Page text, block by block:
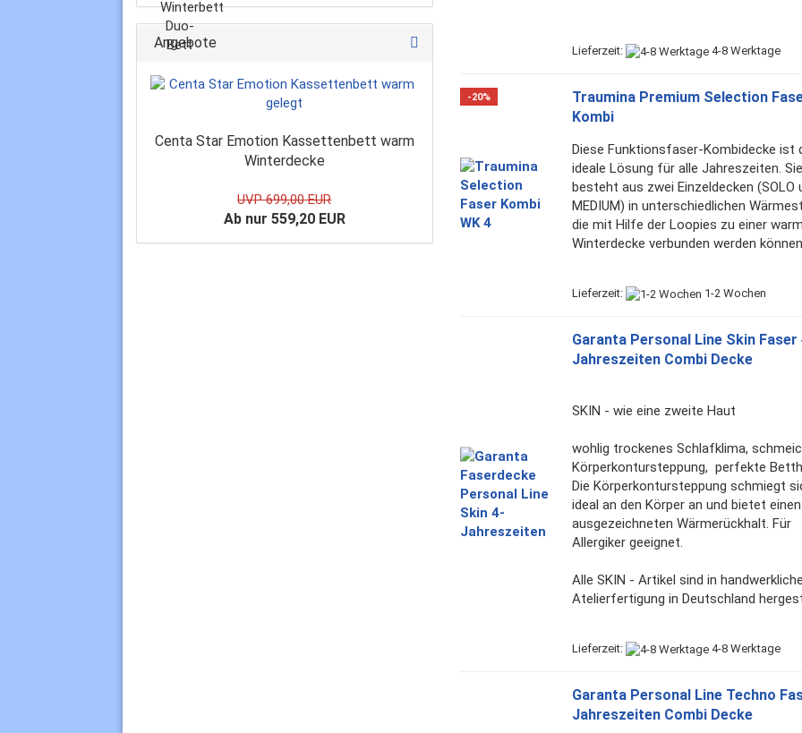
Lieferzeit: 4-8 Werktage
-20%
Traumina Premium Selection
Kombi
Diese Funktionsfaser-Kombidecke ist
ideale Lösung für alle Jahreszeiten. Sie
besteht aus zwei Einzeldecken (SOLO
MEDIUM) in unterschiedlichen
die mit Hilfe der Loopies zu einer
Winterdecke verbunden werden
Lieferzeit: 1-2 Wochen
Garanta Personal Line Skin Faser
Jahreszeiten Combi Decke
SKIN - wie eine zweite Haut
wohlig trockenes Schlafklima,
Körperkontursteppung, perfekte
Die Körperkontursteppung schmiegt
ideal an den Körper an und bietet einen
ausgezeichneten Wärmerückhalt. Für
Allergiker geeignet.
Alle SKIN - Artikel sind in
Atelierfertigung in Deutschland
Lieferzeit: 4-8 Werktage
Garanta Personal Line Techno
Jahreszeiten Combi Decke
Angebote
Centa Star Emotion Kassettenbett warm
Winterdecke
UVP 699,00 EUR
Ab nur 559,20 EUR